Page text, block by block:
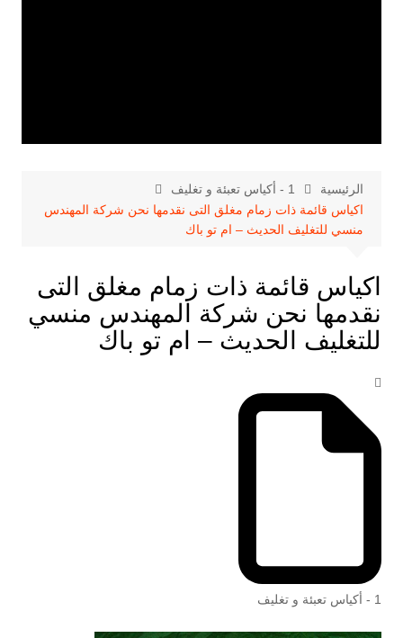
الرئيسية
1 - أكياس تعبئة و تغليف
اكياس قائمة ذات زمام مغلق التى نقدمها نحن شركة المهندس
منسي للتغليف الحديث – ام تو باك
اكياس قائمة ذات زمام مغلق التى
نقدمها نحن شركة المهندس منسي
للتغليف الحديث – ام تو باك
1 - أكياس تعبئة و تغليف